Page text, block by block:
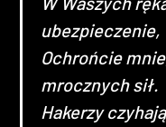
ubezpieczenie,
Ochrońcie
mrocznych sił.
Hakerzy